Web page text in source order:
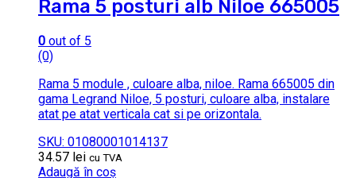
Rama 5 posturi alb Niloe 665005
0 out of 5
(0)
Rama 5 module , culoare alba, niloe. Rama 665005 din
gama Legrand Niloe, 5 posturi, culoare alba, instalare
atat pe atat verticala cat si pe orizontala.
SKU: 01080001014137
34.57 lei cu TVA
Adaugă în coș